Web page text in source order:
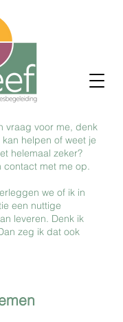
vraag voor me, denk
helpen of weet je
helemaal zeker?
contact met me op.
we of ik in
een nuttige
leveren. Denk ik
zeg ik dat ook